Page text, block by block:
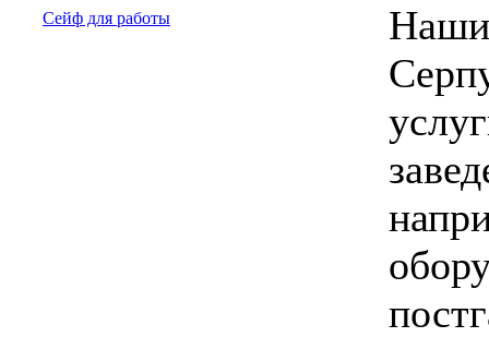
Сейф для работы